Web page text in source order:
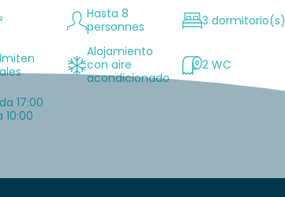
Hasta 8
personnes
3 dormitorio(s)
Alojamiento
con aire
acondicionado
2 WC
17:00
10:00